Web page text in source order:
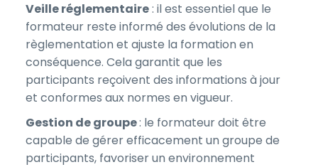
Veille réglementaire: il est essentiel que le
formateur reste informé des évolutions de la
règlementation et ajuste la formation en
conséquence. Cela garantit que les
participants reçoivent des informations à jour
et conformes aux normes en vigueur.
Gestion de groupe: le formateur doit être
capable de gérer efficacement un groupe de
participants, favoriser un environnement